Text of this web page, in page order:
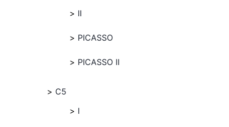
II
PICASSO
PICASSO II
C5
I